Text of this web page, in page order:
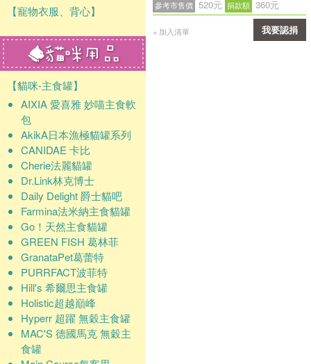
【寵物衣服、背心】
【貓咪-主食罐】
AIXIA 愛喜雅 妙喵主食軟
包
AkikA日本漁極貓罐系列
CANIDAE 卡比
Cherie法麗貓罐
Dr.Link林克博士
Daily Delight 爵士貓吧
Farmina法米納主食貓罐
Go！天然主食貓罐
GREEN FISH 葛林菲
GranataPet葛蕾特
PURRFACT波菲特
Hill's 希爾思主食罐
Holistic超越巔峰
Hyperr 超躍 無穀主食罐
MAC'S 德國馬克 無穀主
食罐
參考市售價 520元 捐款額 360元
+ 加入清單 我要認捐